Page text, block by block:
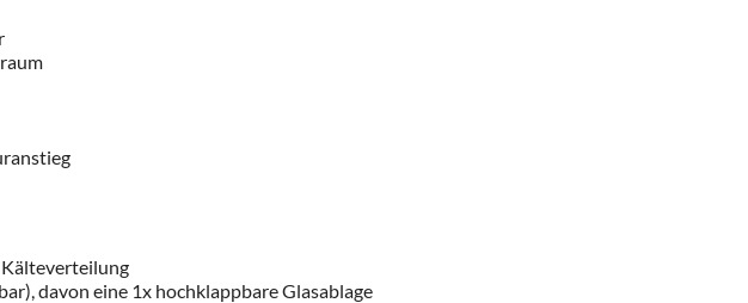
davon eine 1x hochklappbare Glasablage